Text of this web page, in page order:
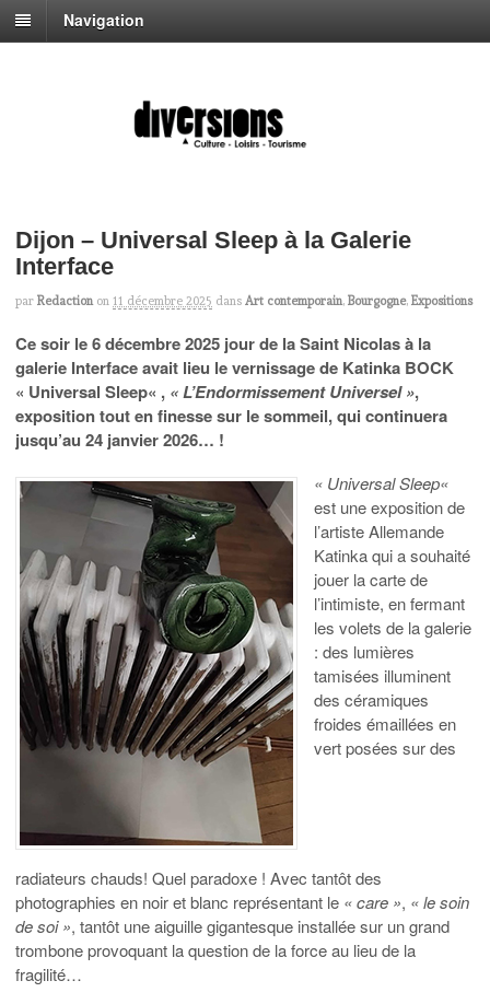
Navigation
Dijon – Universal Sleep à la Galerie
Interface
par Redaction on 11 décembre 2025 dans Art contemporain, Bourgogne, Expositions
Ce soir le 6 décembre 2025 jour de la Saint Nicolas à la
galerie Interface avait lieu le vernissage de Katinka BOCK
« Universal Sleep« , « L’Endormissement Universel »,
exposition tout en finesse sur lesommeil, qui continuera
jusqu’au 24 janvier 2026… !
« UniversalSleep«
est une exposition de
l’artiste Allemande
Katinka qui a souhaité
jouer la carte de
l’intimiste, en fermant
les volets de lagalerie
: des lumières
tamisées illuminent
des céramiques
froides émaillées en
vert posées sur des
radiateurs chauds! Quelparadoxe ! Avec tantôt des
photographies en noir et blanc représentant le «care », « lesoin
de soi », tantôt une aiguille gigantesque installée sur un grand
trombone provoquant la question de la force au lieu de la
fragilité…